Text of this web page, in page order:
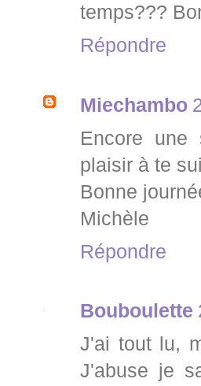
temps???
Répondre
Miechambo
Encore une
plaisir à te
Bonne
Michèle
Répondre
Bouboulette
J'ai tout lu,
J'abuse je